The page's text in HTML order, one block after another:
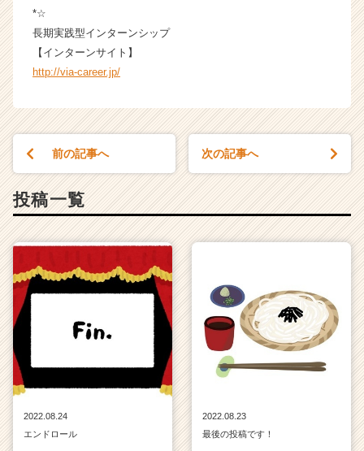
*☆
長期実践型インターンシップ
【インターンサイト】
http://via-career.jp/
前の記事へ 次の記事へ
投稿一覧
2022.08.24
エンドロール
2022.08.23
最後の投稿です！